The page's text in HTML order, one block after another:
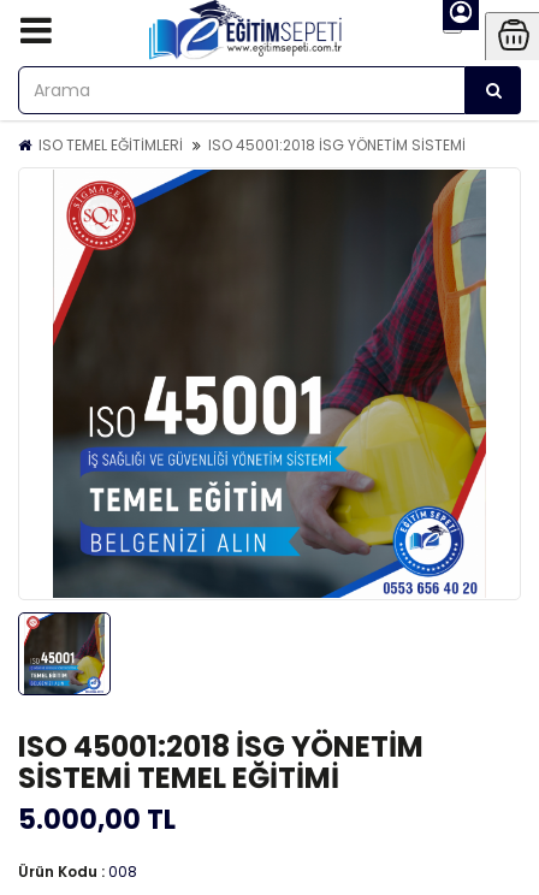
ISO TEMEL EĞİTİMLERİ ISO 45001:2018 İSG YÖNETİM SİSTEMİ
ISO 45001:2018 İSG YÖNETİM
SİSTEMİ TEMEL EĞİTİMİ
5.000,00 TL
Ürün Kodu :008